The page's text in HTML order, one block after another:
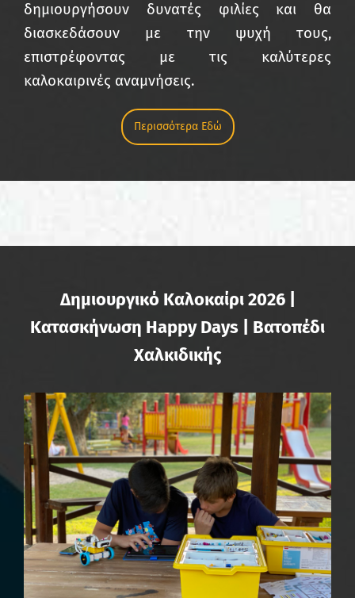
δημιουργήσουν δυνατές φιλίες και θα
διασκεδάσουν με την ψυχή τους,
επιστρέφοντας με τις καλύτερες
καλοκαιρινές αναμνήσεις.
Περισσότερα Εδώ
Δημιουργικό Καλοκαίρι 2026 |
Κατασκήνωση Happy Days | Βατοπέδι
Χαλκιδικής